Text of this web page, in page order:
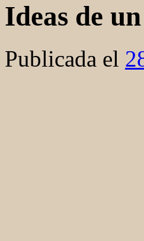
Ideas de
Publicada el